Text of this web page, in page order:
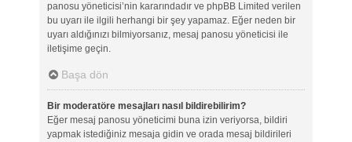
panosu yöneticisi’nin kararındadır ve phpBB Limited verilen
bu uyarı ile ilgili herhangi bir şey yapamaz. Eğer neden bir
uyarı aldığınızı bilmiyorsanız, mesaj panosu yöneticisi ile
iletişime geçin.
Başa dön
Bir moderatöre mesajları nasıl bildirebilirim?
Eğer mesaj panosu yöneticimi buna izin veriyorsa, bildiri
yapmak istediğiniz mesaja gidin ve orada mesaj bildirileri